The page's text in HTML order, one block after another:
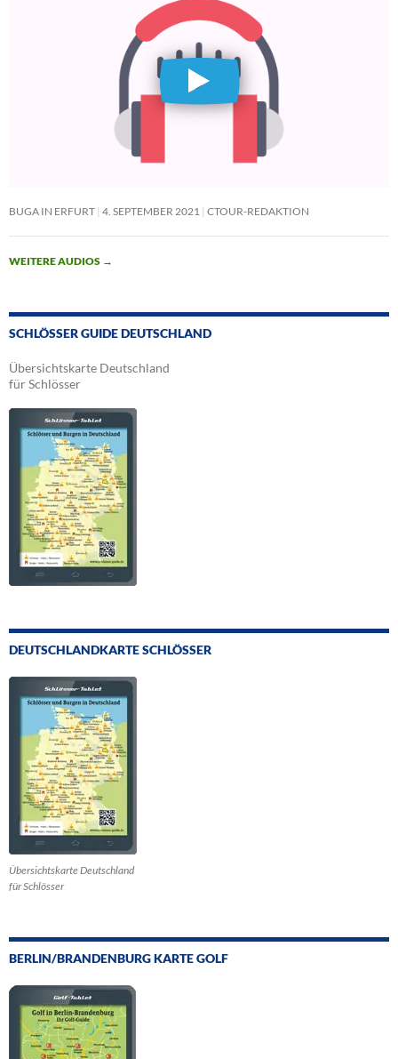
BUGA IN ERFURT 4. SEPTEMBER 2021 CTOUR-REDAKTION
WEITERE AUDIOS →
SCHLÖSSER GUIDE DEUTSCHLAND
Übersichtskarte Deutschland
für Schlösser
DEUTSCHLANDKARTE SCHLÖSSER
Übersichtskarte Deutschland
für Schlösser
BERLIN/BRANDENBURG KARTE GOLF